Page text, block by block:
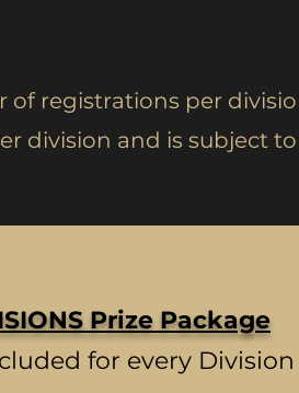
of registrations per
division and is subject
Prize Package
for every Division